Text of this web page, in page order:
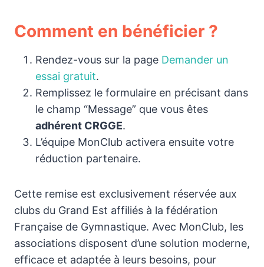
Comment en bénéficier ?
Rendez-vous sur la page Demander un
essai gratuit.
Remplissez le formulaire en précisant dans
le champ “Message” que vous êtes
adhérent CRGGE.
L’équipe MonClub activera ensuite votre
réduction partenaire.
Cette remise est exclusivement réservée aux
clubs du Grand Est affiliés à la fédération
Française de Gymnastique. Avec MonClub, les
associations disposent d’une solution moderne,
efficace et adaptée à leurs besoins, pour